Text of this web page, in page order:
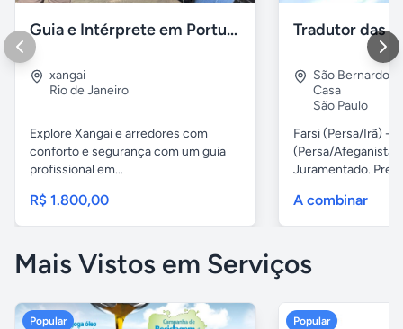
Guia e Intérprete em Português em Xangai
xangai
Rio de Janeiro
Explore Xangai e arredores com
conforto e segurança com um guia
profissional em...
R$ 1.800,00
São Bernardo
Casa
São Paulo
Farsi (Persa/Irã)
(Persa/
Juramentado.
A combinar
Mais Vistos em Serviços
Popular Popular